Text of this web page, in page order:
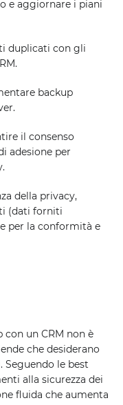
e aggiornare i piani
duplicati con gli
backup
il consenso
adesione per
della privacy,
(dati forniti
per la conformità e
un CRM non è
che desiderano
Seguendo le best
alla sicurezza dei
fluida che aumenta